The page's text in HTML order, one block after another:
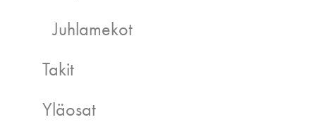
Juhlamekot
Takit
Yläosat